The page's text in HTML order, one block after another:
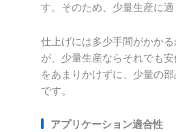
す。そのため、少量生産に適
仕上げには多少手間がかか
が、少量生産ならそれでも
をあまりかけずに、少量の
です。
アプリケーション適合性